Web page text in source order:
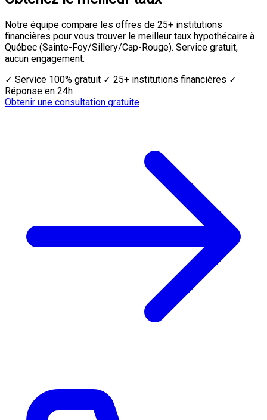
Notre équipe compare les offres de 25+ institutions
financières pour vous trouver le meilleur taux hypothécaire à
Québec (Sainte-Foy/Sillery/Cap-Rouge). Service gratuit,
aucun engagement.
✓ Service 100% gratuit ✓ 25+ institutions financières ✓
Réponse en 24h
Obtenir une consultation gratuite